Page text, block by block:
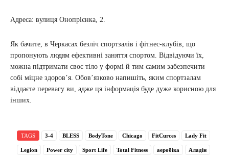
Адреса: вулиця Онопрієнка, 2.
Як бачите, в Черкасах безліч спортзалів і фітнес-клубів, що
пропонують людям ефективні заняття спортом. Відвідуючи їх,
можна підтримати своє тіло у формі й тим самим забезпечити
собі міцне здоров’я. Обов’язково напишіть, яким спортзалам
віддаєте перевагу ви, адже ця інформація буде дуже корисною для
інших.
TAGS 3-4 BLESS BodyTone Chicago FitCurces Lady Fit
Legion Power city Sport Life Total Fitness аеробіка Аладін